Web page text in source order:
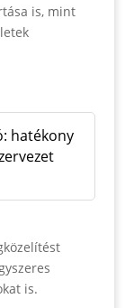
is, mint
hatékony
is.